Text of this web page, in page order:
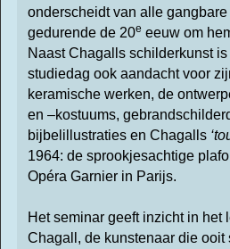
onderscheidt van alle
gedurende de 20e eeuw om
Naast Chagalls schilderkunst
studiedag ook aandacht voor
keramische werken, de
en –kostuums,
bijbelillustraties en Chagalls
1964: de sprookjesachtige
Opéra Garnier in Parijs.
Het seminar geeft inzicht in het
Chagall, de kunstenaar die ooit